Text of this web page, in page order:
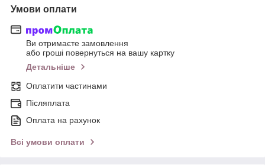
Умови оплати
Ви отримаєте замовлення
або гроші повернуться на вашу картку
Детальніше
Оплатити частинами
Післяплата
Оплата на рахунок
Всі умови оплати